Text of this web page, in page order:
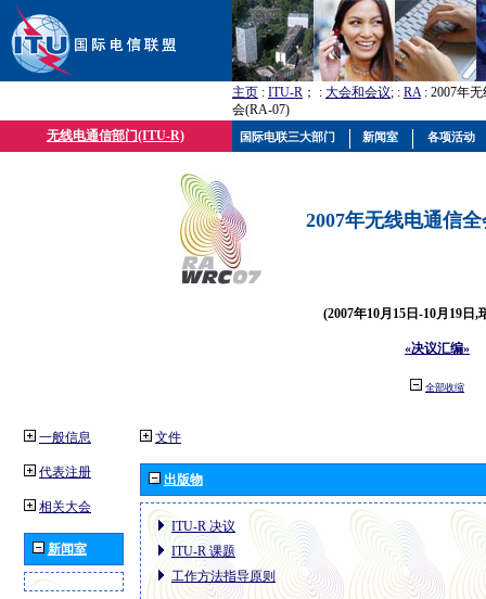
主页 : ITU-R ； : 大会和会议; : RA: 2007年
会(RA-07)
无线电通信部门(ITU-R)
2007年无线电通信
(2007年10月15日-10月19日,
«决议汇编»
全部收缩
一般信息
代表注册
相关大会
新闻室
文件
出版物
ITU-R 决议
ITU-R 课题
工作方法指导原则
国际电联三大部门 新闻室 各项活动